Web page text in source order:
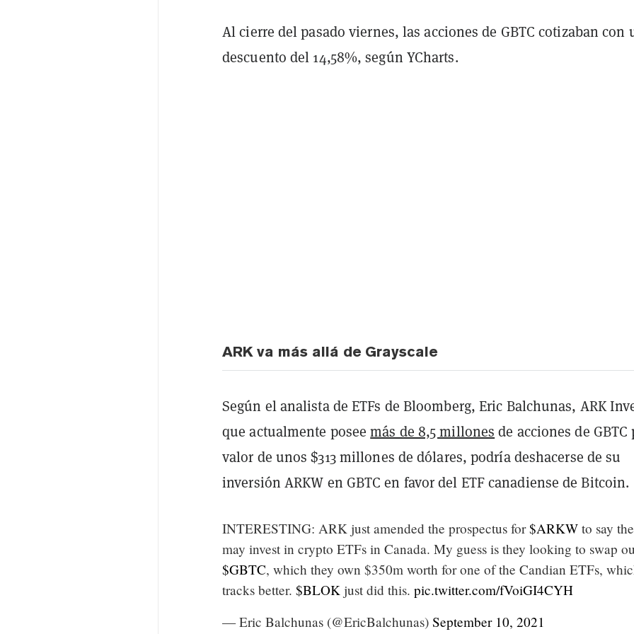
Al cierre del pasado viernes, las acciones de GBTC cotizaban con
descuento del 14,58%, según YCharts.
ARK va más allá de Grayscale
Según el analista de ETFs de Bloomberg, Eric Balchunas, ARK
que actualmente poseemás de 8,5 millones de acciones de GBTC
valor de unos $313 millones de dólares, podría deshacerse de su
inversión ARKW en GBTC en favor del ETF canadiense de Bitcoin.
INTERESTING: ARK just amended the prospectus for$ARKW to say
may invest in crypto ETFs in Canada. My guess is they looking to swap
$GBTC, which they own $350m worth for one of the Candian ETFs,
tracks better. $BLOK just did this. pic.twitter.com/fVoiGI4CYH
— Eric Balchunas (@EricBalchunas) September 10, 2021